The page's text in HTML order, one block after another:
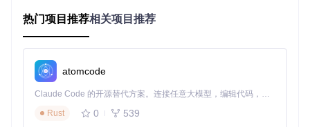
突出。据统计，超过68%的付费音乐用户曾遭遇过至少一种加
💎 解锁工具核心价值解析：从限制到自由的转
变
Unlock Music作为一款开源浏览器端音频解密工具，通过本地
热门项目推荐相关项目推荐
atomcode
Claude Code 的开源替代方案。连接任意大模型，编辑代码，运行命令，自动验证 — 全自动执行。用 Rust 构建，极致性能。 ｜ An open-source alternative to Claude Code. Connect any LLM, edit code, run commands, and verify changes — autonomously. Built in Rust for speed. Get Started
Rust
0 539